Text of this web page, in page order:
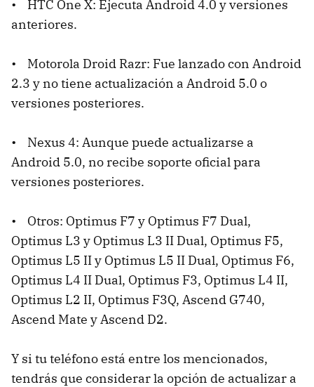
• HTC One X: Ejecuta Android 4.0 y versiones
anteriores.
• Motorola Droid Razr: Fue lanzado con Android
2.3 y no tiene actualización a Android 5.0 o
versiones posteriores.
• Nexus 4: Aunque puede actualizarse a
Android 5.0, no recibe soporte oficial para
versiones posteriores.
• Otros: Optimus F7 y Optimus F7 Dual,
Optimus L3 y Optimus L3 II Dual, Optimus F5,
Optimus L5 II y Optimus L5 II Dual, Optimus F6,
Optimus L4 II Dual, Optimus F3, Optimus L4 II,
Optimus L2 II, Optimus F3Q, Ascend G740,
Ascend Mate y Ascend D2.
Y si tu teléfono está entre los mencionados,
tendrás que considerar la opción de actualizar a